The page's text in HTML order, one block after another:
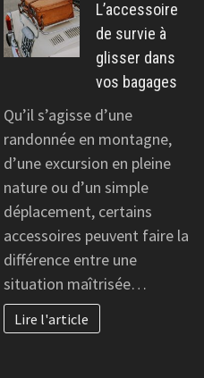
L’accessoire
de survie à
glisser dans
vos bagages
Qu’il s’agisse d’une
randonnée en montagne,
d’une excursion en pleine
nature ou d’un simple
déplacement, certains
accessoires peuvent faire la
différence entre une
situation maîtrisée…
Lire l'article